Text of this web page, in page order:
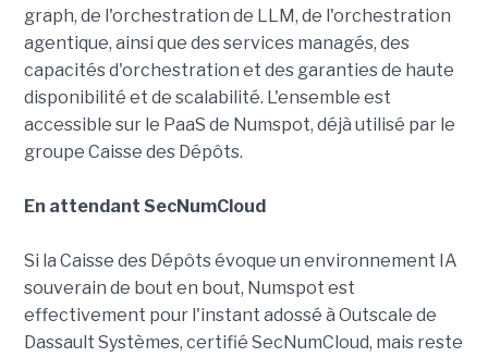
graph, de l'orchestration de LLM, de l'orchestration
agentique, ainsi que des services managés, des
capacités d'orchestration et des garanties de haute
disponibilité et de scalabilité. L'ensemble est
accessible sur le PaaS de Numspot, déjà utilisé par le
groupe Caisse des Dépôts.
En attendant SecNumCloud
Si la Caisse des Dépôts évoque un environnement IA
souverain de bout en bout, Numspot est
effectivement pour l'instant adossé à Outscale de
Dassault Systèmes, certifié SecNumCloud, mais reste